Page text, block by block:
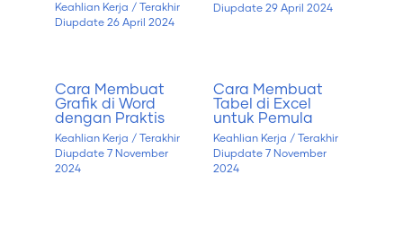
Keahlian Kerja / Terakhir
Diupdate 26 April 2024
Diupdate29 April 2024
Cara Membuat
Grafik di Word
dengan Praktis
Keahlian Kerja / Terakhir
Diupdate 7 November
2024
Cara Membuat
Tabel di Excel
untuk Pemula
Keahlian Kerja / Terakhir
Diupdate7 November
2024